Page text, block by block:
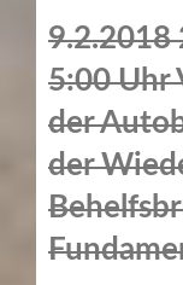
9.2.2018
5:00 Uhr
der
der